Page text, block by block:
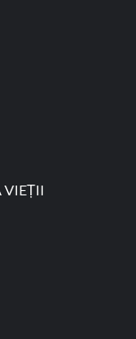
VIEȚII